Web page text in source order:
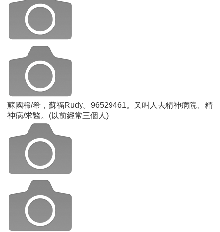
蘇國稀/希，蘇福Rudy。96529461。又叫人去精神病院、精
神病/求醫。(以前經常三個人)